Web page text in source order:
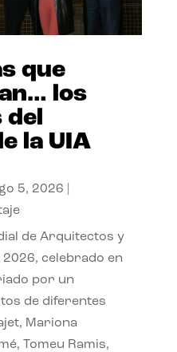
que
los
del
la UIA
5, 2026
de Arquitectos y
celebrado en
por un
de diferentes
Mariona
Tomeu Ramis,